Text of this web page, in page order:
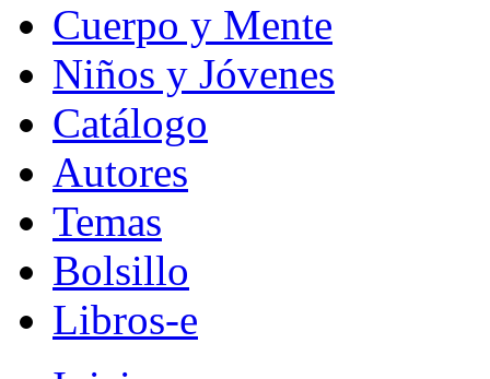
Cuerpo y Mente
Niños y Jóvenes
Catálogo
Autores
Temas
Bolsillo
Libros-e